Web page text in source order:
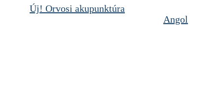
Új! Orvosi akupunktúra
Angol